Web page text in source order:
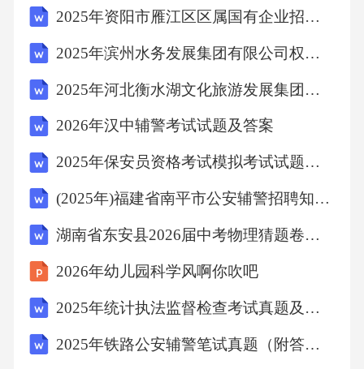
告监管部门。（）9.电子记录的系统应具备权限
管理功能，防止未授权修改。（）10.原料药生
产中，同一设备连续生产同一品种时，可仅在
批次间进行清洁检查，无需重复验证。（）
四、简答题（每题6分，共30分）1.简述质量风
险管理的主要步骤。2.无菌药品生产中，关键操
作（如灌装）的环境监控应包括哪些项目？3.物
生产记录的内容要求及保存期限。5.数据完整性
中“四性”原则的具体含义是什么？五、案例分析
题（共20分）某注射剂生产企业在2026年3月生
产批号为260301的盐酸左氧氟沙星注射液时，
发生以下事件：（1）配液岗位操作人员未按SO
2025年资阳市雁江区区属国有企业招聘（8人）笔试历年典型考点题库附带答案详解
2025年滨州水务发展集团有限公司权属公司公开招聘国有企业工作人员（13人）笔试历年典型考点题库附带答案详解
2025年河北衡水湖文化旅游发展集团有限公司岗位招聘15人笔试历年典型考点题库附带答案详解
2026年汉中辅警考试试题及答案
2025年保安员资格考试模拟考试试题及答案
(2025年)福建省南平市公安辅警招聘知识考试题库及答案
湖南省东安县2026届中考物理猜题卷含解析
2026年幼儿园科学风啊你吹吧
2025年统计执法监督检查考试真题及答案
2025年铁路公安辅警笔试真题（附答案）